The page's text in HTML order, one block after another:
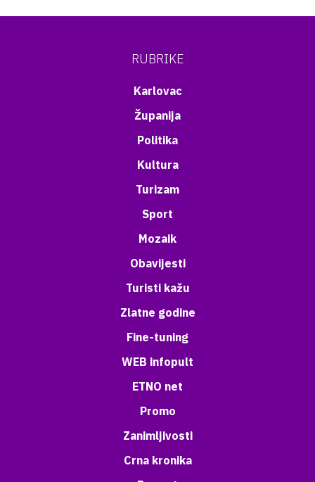
RUBRIKE
Karlovac
Županija
Politika
Kultura
Turizam
Sport
Mozaik
Obavijesti
Turisti kažu
Zlatne godine
Fine-tuning
WEB infopult
ETNO net
Promo
Zanimljivosti
Crna kronika